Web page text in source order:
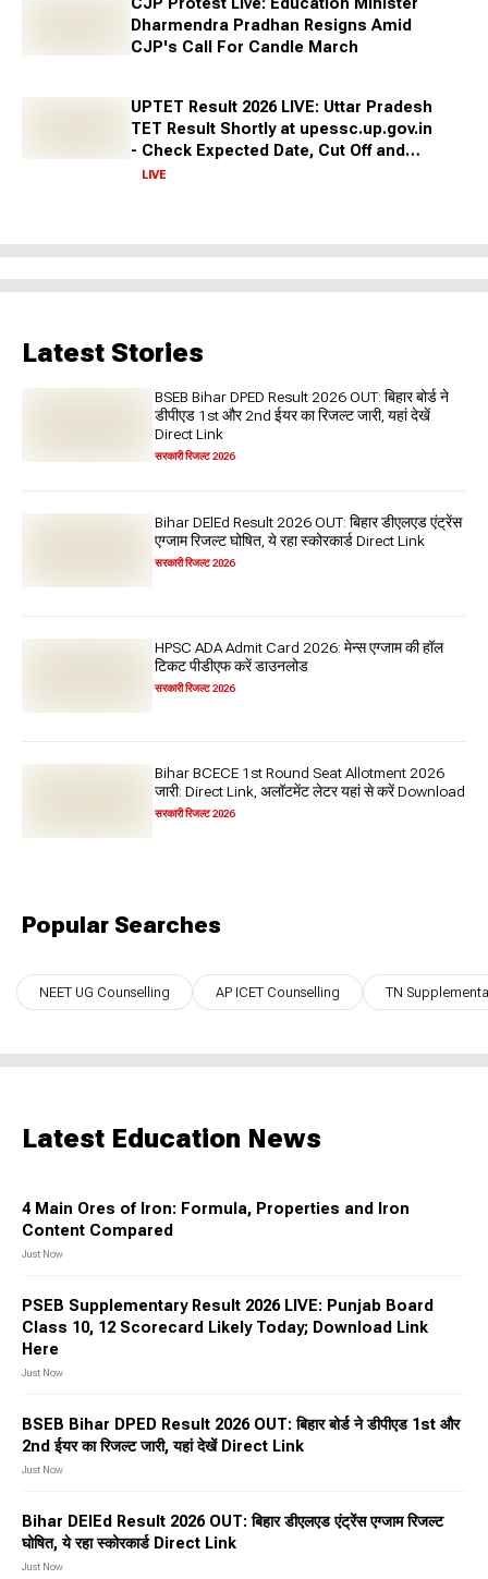
Dharmendra Pradhan Resigns Amid
CJP's Call For Candle March
UPTET Result 2026 LIVE: Uttar Pradesh
TET Result Shortly at upessc.up.gov.in
- Check Expected Date, Cut Off and
More
LIVE
Latest Stories
BSEB Bihar DPED Result 2026 OUT: बिहार बोर्ड ने
डीपीएड 1st और 2nd ईयर का रिजल्ट जारी, यहां देखें
Direct Link
सरकारी रिजल्ट 2026
Bihar DElEd Result 2026 OUT: बिहार डीएलएड एंट्रेंस
एग्जाम रिजल्ट घोषित, ये रहा स्कोरकार्ड Direct Link
सरकारी रिजल्ट 2026
HPSC ADA Admit Card 2026: मेन्स एग्जाम की हॉल
टिकट पीडीएफ करें डाउनलोड
सरकारी रिजल्ट 2026
Bihar BCECE 1st Round Seat Allotment 2026
जारी: Direct Link, अलॉटमेंट लेटर यहां से करें Download
सरकारी रिजल्ट 2026
Popular Searches
NEET UG Counselling AP ICET Counselling TN
Latest Education News
4 Main Ores of Iron: Formula, Properties and Iron
Content Compared
Just Now
PSEB Supplementary Result 2026 LIVE: Punjab Board
Class 10, 12 Scorecard Likely Today; Download Link
Here
Just Now
BSEB Bihar DPED Result 2026 OUT: बिहार बोर्ड ने डीपीएड 1st और
2nd ईयर का रिजल्ट जारी, यहां देखें Direct Link
Just Now
Bihar DElEd Result 2026 OUT: बिहार डीएलएड एंट्रेंस एग्जाम रिजल्ट
घोषित, ये रहा स्कोरकार्ड Direct Link
Just Now